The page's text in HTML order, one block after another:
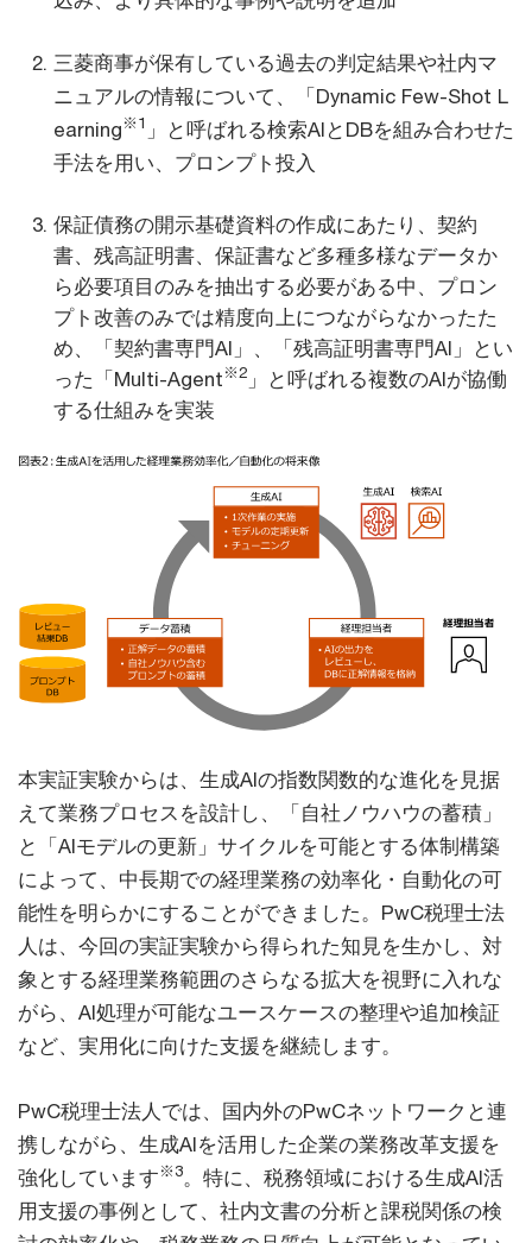
三菱商事が保有している過去の判定結果や社内マ
ニュアルの情報について、「Dynamic Few-Shot L
earning※1 」と呼ばれる検索AIとDBを組み合わせた
手法を用い、プロンプト投入
保証債務の開示基礎資料の作成にあたり、契約
書、残高証明書、保証書など多種多様なデータか
ら必要項目のみを抽出する必要がある中、プロン
プト改善のみでは精度向上につながらなかったた
め、「契約書専門AI」、「残高証明書専門AI」とい
った「Multi-Agent※2 」と呼ばれる複数のAIが協働
する仕組みを実装
本実証実験からは、生成AIの指数関数的な進化を見据
えて業務プロセスを設計し、「自社ノウハウの蓄積」
と「AIモデルの更新」サイクルを可能とする体制構築
によって、中長期での経理業務の効率化・自動化の可
能性を明らかにすることができました。PwC税理士法
人は、今回の実証実験から得られた知見を生かし、対
象とする経理業務範囲のさらなる拡大を視野に入れな
がら、AI処理が可能なユースケースの整理や追加検証
など、実用化に向けた支援を継続します。
PwC税理士法人では、国内外のPwCネットワークと連
携しながら、生成AIを活用した企業の業務改革支援を
強化しています※3。特に、税務領域における生成AI活
用支援の事例として、社内文書の分析と課税関係の検